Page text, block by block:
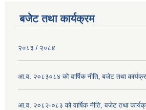
बजेट तथा कार्यक्रम
२०८३ / २०८४
आ.व. २०८३०८४ को वार्षिक नीति, बजेट तथा
आ.व. २०८२-०८३ को वार्षिक नीति, बजेट तथा